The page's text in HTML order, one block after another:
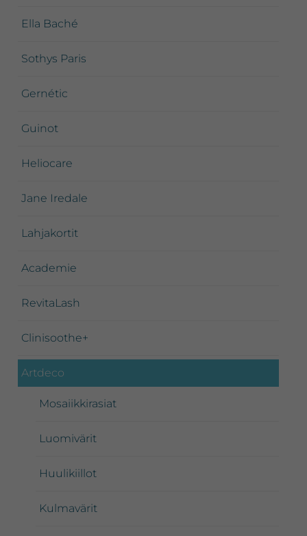
Ella Baché
Sothys Paris
Gernétic
Guinot
Heliocare
Jane Iredale
Lahjakortit
Academie
RevitaLash
Clinisoothe+
Artdeco
Mosaiikkirasiat
Luomivärit
Huulikiillot
Kulmavärit